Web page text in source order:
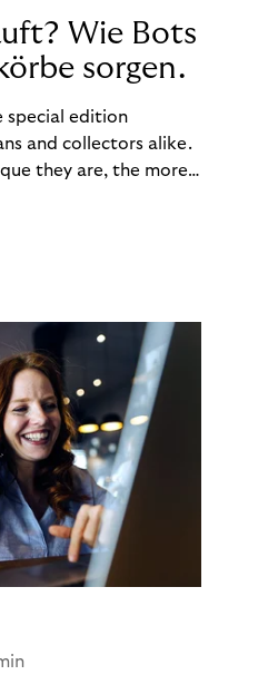
Wie Bots
sorgen.
special edition
and collectors alike.
they are, the more
also known as a
“Kerching!”. But this is
– one which more
technical steps to